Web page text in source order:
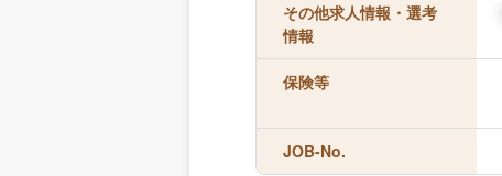
その他求人情報・選考
情報
保険等
JOB-No.